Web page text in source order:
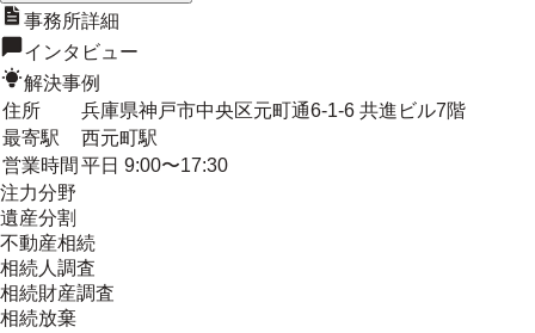
事務所詳細
インタビュー
解決事例
住所
兵庫県神戸市中央区元町通6-1-6 共進ビル7階
最寄駅
西元町駅
営業時間 平日 9:00〜17:30
注力分野
遺産分割
不動産相続
相続人調査
相続財産調査
相続放棄